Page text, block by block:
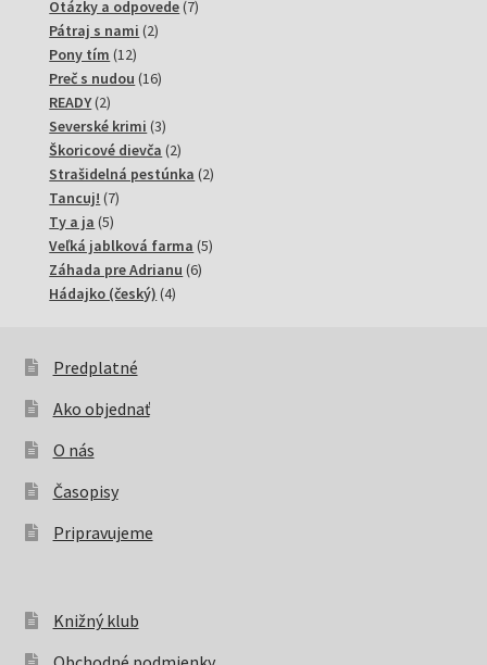
produktov
Otázky a odpovede 77
Pátraj s nami 22
Pony tím 1212
produktov
Preč s nudou 1616
READY 22
produkty
Severské krimi 33
produkty
Škoricové dievča 22
produkty
Strašidelná pestúnka 22
Tancuj! 77
Ty a ja 55
produktov
Veľká jablková farma 55
Záhada pre Adrianu 66
Hádajko (český) 44
Predplatné
Ako objednať
O nás
Časopisy
Pripravujeme
Knižný klub